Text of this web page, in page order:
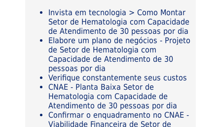
Invista em tecnologia > Como Montar
Setor de Hematologia com Capacidade
de Atendimento de 30 pessoas por dia
Elabore um plano de negócios - Projeto
de Setor de Hematologia com
Capacidade de Atendimento de 30
pessoas por dia
Verifique constantemente seus custos
CNAE - Planta Baixa Setor de
Hematologia com Capacidade de
Atendimento de 30 pessoas por dia
Confirmar o enquadramento no CNAE -
Viabilidade Financeira de Setor de